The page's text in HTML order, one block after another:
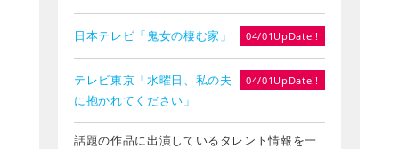
日本テレビ「鬼女の棲む家」 04/01UpDate!!
テレビ東京「水曜日、私の夫
に抱かれてください」
04/01UpDate!!
話題の作品に出演しているタレント情報を一